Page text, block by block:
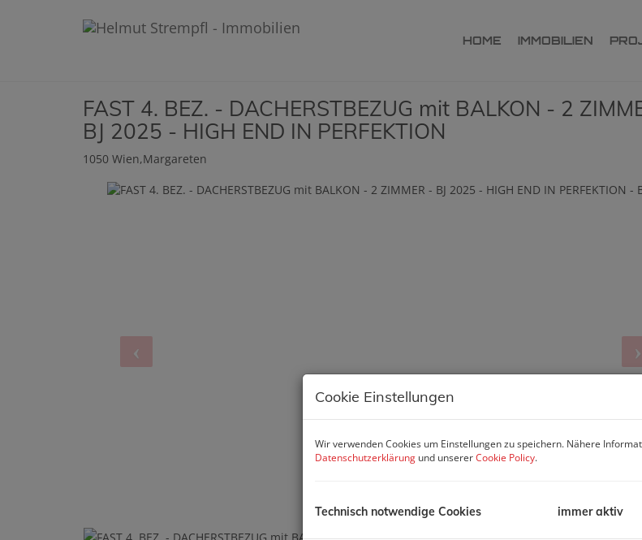
HOME IMMOBILIEN
FAST 4. BEZ. - DACHERSTBEZUG mit BALKON - 2
BJ 2025 - HIGH END IN PERFEKTION
1050 Wien,Margareten
Cookie Einstellungen
Wir verwenden Cookies um Einstellungen zu speichern. Nähere
Datenschutzerklärung und unsererCookie Policy.
Technisch notwendige Cookies immer aktiv